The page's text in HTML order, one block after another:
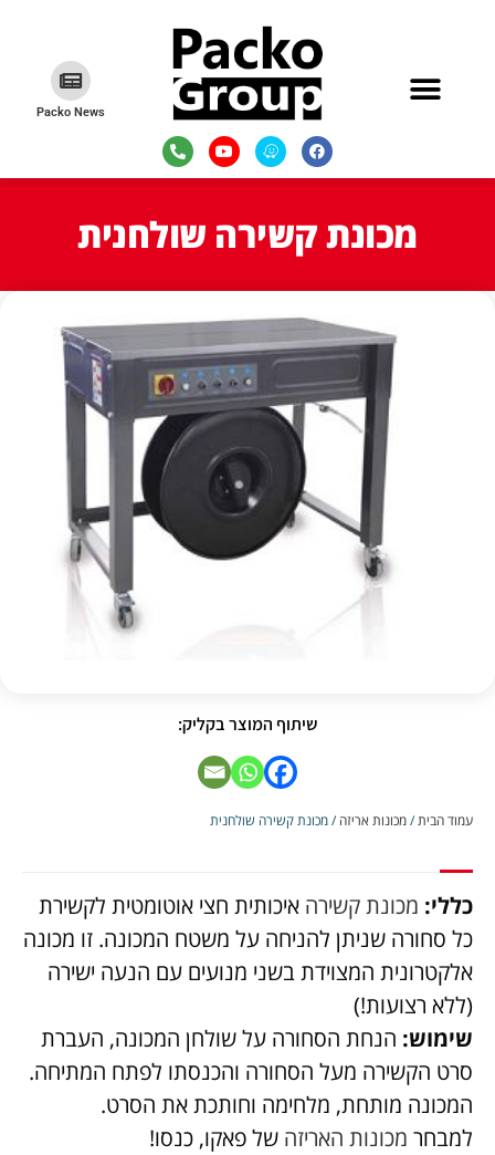
Packo News
מכונת קשירה שולחנית
עמוד הבית/מכונות אריזה / מכונת קשירה שולחנית
כללי: מכונת קשירה איכותית חצי אוטומטית לקשירת
כל סחורה שניתן להניחה על משטח המכונה. זו מכונה
אלקטרונית המצוידת בשני מנועים עם הנעה ישירה
(ללא רצועות!)
שימוש: הנחת הסחורה על שולחן המכונה, העברת
סרט הקשירה מעל הסחורה והכנסתו לפתח המתיחה.
המכונה מותחת, מלחימה וחותכת את הסרט.
למבחר מכונות האריזה של פאקו, כנסו!
שיתוף המוצר בקליק: